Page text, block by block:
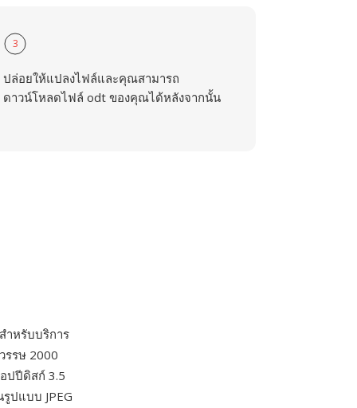
3
ปล่อยให้แปลงไฟล์และคุณสามารถ
ดาวน์โหลดไฟล์ odt ของคุณได้หลังจากนั้น
ำหรับบริการ
รรษ 2000
ปปีดิสก์ 3.5
ปแบบ JPEG